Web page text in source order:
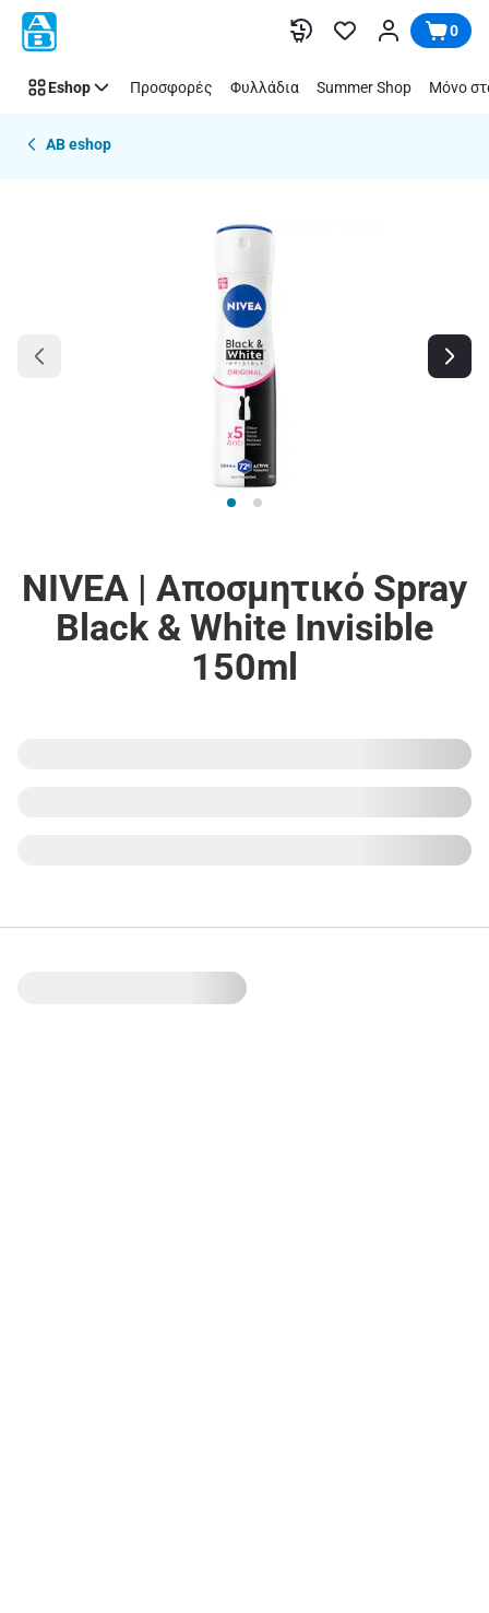
Παράλειψη 0
Eshop Προσφορές Φυλλάδια Summer Shop Μόνο
AB eshop
NIVEA | Αποσμητικό Spray
Black & White Invisible
150ml